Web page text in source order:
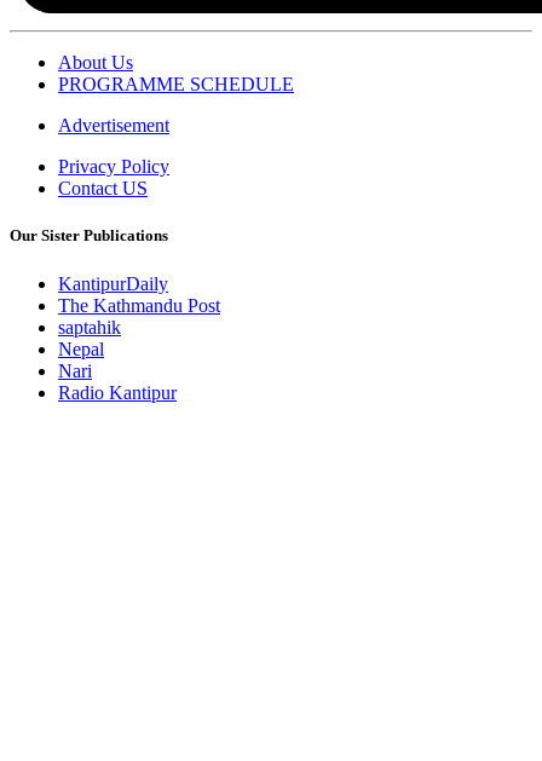
About Us
PROGRAMME SCHEDULE
Advertisement
Privacy Policy
Contact US
Our Sister Publications
KantipurDaily
The Kathmandu Post
saptahik
Nepal
Nari
Radio Kantipur